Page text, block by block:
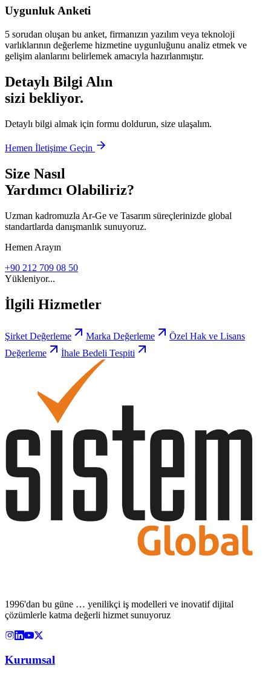
Uygunluk Anketi
5 sorudan oluşan bu anket, firmanızın yazılım veya teknoloji
varlıklarının değerleme hizmetine uygunluğunu analiz etmek ve
gelişim alanlarını belirlemek amacıyla hazırlanmıştır.
Detaylı Bilgi Alın
sizi bekliyor.
Detaylı bilgi almak için formu doldurun, size ulaşalım.
Hemen İletişime Geçin
Size Nasıl
Yardımcı Olabiliriz?
Uzman kadromuzla Ar-Ge ve Tasarım süreçlerinizde global
standartlarda danışmanlık sunuyoruz.
Hemen Arayın
+90 212 709 08 50
Yükleniyor...
İlgili Hizmetler
Şirket Değerleme Marka Değerleme
Özel Hak ve Lisans
Değerleme
İhale Bedeli Tespiti
1996'dan bu güne … yenilikçi iş modelleri ve inovatif dijital
çözümlerle katma değerli hizmet sunuyoruz
Kurumsal